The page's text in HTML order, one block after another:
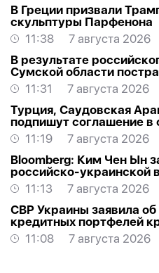
В Греции призвали
скульптуры Парфенона
11:38
7 августа 2026
В результате
Сумской области
11:31
7 августа 2026
Турция, Саудовская
подпишут соглашение в
11:19
7 августа 2026
Bloomberg: Ким Чен Ын
российско-украинской
11:13
7 августа 2026
СВР Украины заявила
кредитных портфелей
России
11:08 7 августа 2026